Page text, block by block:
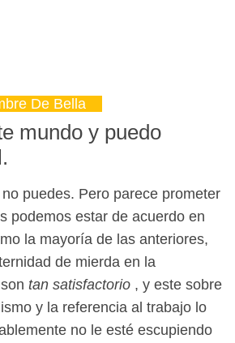
De Bella
mundo y puedo
puedes. Pero parece prometer
podemos estar de acuerdo en
la mayoría de las anteriores,
de mierda en la
tan satisfactorio , y este sobre
y la referencia al trabajo lo
no le esté escupiendo